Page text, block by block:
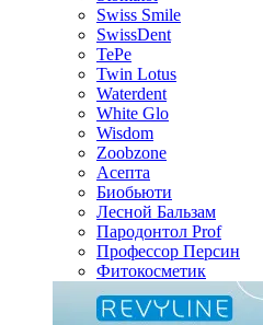
Swiss Smile
SwissDent
TePe
Twin Lotus
Waterdent
White Glo
Wisdom
Zoobzone
Асепта
Биобьюти
Лесной Бальзам
Пародонтол Prof
Профессор Персин
Фитокосметик